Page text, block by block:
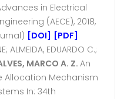
in Electrical
(AECE), 2018,
[DOI] [PDF]
ALMEIDA, EDUARDO C.;
MARCO A. Z. An
Allocation Mechanism
In: 34th